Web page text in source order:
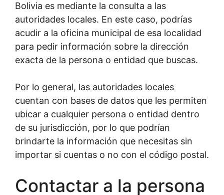
Bolivia es mediante la consulta a las
autoridades locales. En este caso, podrías
acudir a la oficina municipal de esa localidad
para pedir información sobre la dirección
exacta de la persona o entidad que buscas.
Por lo general, las autoridades locales
cuentan con bases de datos que les permiten
ubicar a cualquier persona o entidad dentro
de su jurisdicción, por lo que podrían
brindarte la información que necesitas sin
importar si cuentas o no con el código postal.
Contactar a la persona